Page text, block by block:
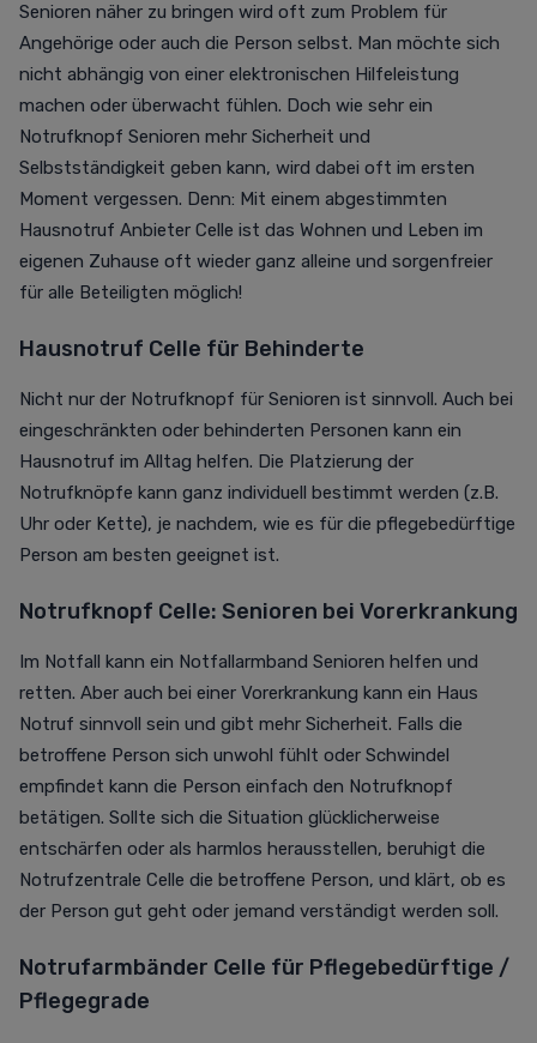
Senioren näher zu bringen wird oft zum Problem für
Angehörige oder auch die Person selbst. Man möchte sich
nicht abhängig von einer elektronischen Hilfeleistung
machen oder überwacht fühlen. Doch wie sehr ein
Notrufknopf Senioren mehr Sicherheit und
Selbstständigkeit geben kann, wird dabei oft im ersten
Moment vergessen. Denn: Mit einem abgestimmten
Hausnotruf Anbieter Celle ist das Wohnen und Leben im
eigenen Zuhause oft wieder ganz alleine und sorgenfreier
für alle Beteiligten möglich!
Hausnotruf Celle für Behinderte
Nicht nur der Notrufknopf für Senioren ist sinnvoll. Auch bei
eingeschränkten oder behinderten Personen kann ein
Hausnotruf im Alltag helfen. Die Platzierung der
Notrufknöpfe kann ganz individuell bestimmt werden (z.B.
Uhr oder Kette), je nachdem, wie es für die pflegebedürftige
Person am besten geeignet ist.
Notrufknopf Celle: Senioren bei Vorerkrankung
Im Notfall kann ein Notfallarmband Senioren helfen und
retten. Aber auch bei einer Vorerkrankung kann ein Haus
Notruf sinnvoll sein und gibt mehr Sicherheit. Falls die
betroffene Person sich unwohl fühlt oder Schwindel
empfindet kann die Person einfach den Notrufknopf
betätigen. Sollte sich die Situation glücklicherweise
entschärfen oder als harmlos herausstellen, beruhigt die
Notrufzentrale Celle die betroffene Person, und klärt, ob es
der Person gut geht oder jemand verständigt werden soll.
Notrufarmbänder Celle für Pflegebedürftige /
Pflegegrade